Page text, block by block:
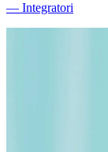
― Integratori